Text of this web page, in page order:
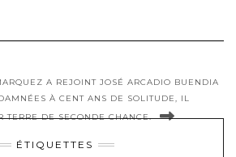
A REJOINT JOSÉ ARCADIO BUENDIA
À CENT ANS DE SOLITUDE, IL
TERRE DE SECONDE CHANCE.
ÉTIQUETTES